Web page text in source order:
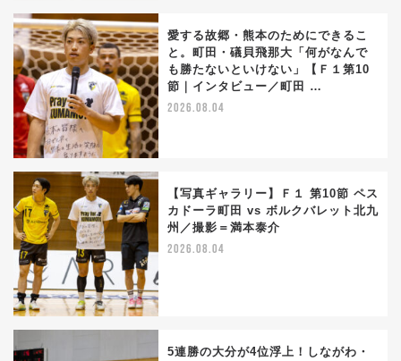
愛する故郷・熊本のためにできるこ
と。町田・礒貝飛那大「何がなんで
も勝たないといけない」【Ｆ１第10
節｜インタビュー／町田 …
2026.08.04
【写真ギャラリー】Ｆ１ 第10節 ペス
カドーラ町田 vs ボルクバレット北九
州／撮影＝満本泰介
2026.08.04
5連勝の大分が4位浮上！しながわ・